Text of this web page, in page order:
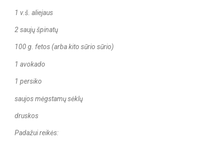
1 v.š. aliejaus
2 saujų špinatų
100 g. fetos (arba kito sūrio sūrio)
1 avokado
1 persiko
saujos mėgstamų sėklų
druskos
Padažui reikės: